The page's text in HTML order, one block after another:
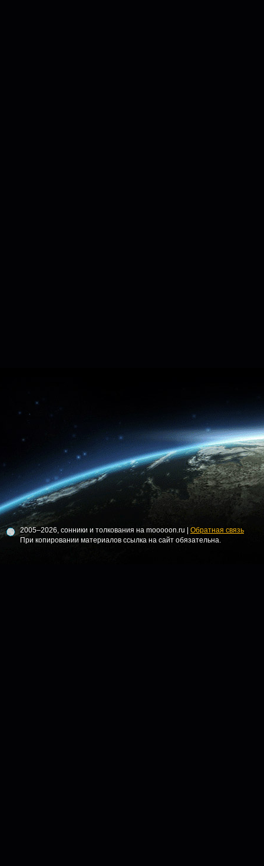
2005–2026, сонники и толкования на mooooon.ru | Обратная связь
При копировании материалов ссылка на сайт обязательна.